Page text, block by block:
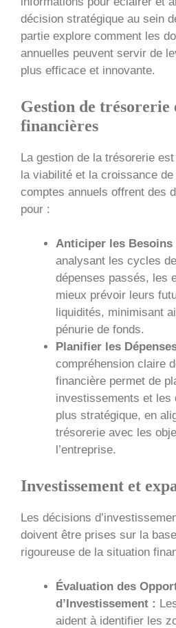
décision stratégique au sein
partie explore comment les
annuelles peuvent servir de
plus efficace et innovante.
Gestion de trésorerie
financières
La gestion de la trésorerie
la viabilité et la croissance de
comptes annuels offrent des
pour :
Anticiper les Besoins
analysant les cycles
dépenses passés, les
mieux prévoir leurs
liquidités, minimisant
pénurie de fonds.
Planifier les
compréhension claire
financière permet de
investissements et les
plus stratégique, en
trésorerie avec les
l’entreprise.
Investissement et
Les décisions
doivent être prises sur la
rigoureuse de la situation
Évaluation des
d’Investissement :
aident à identifier les